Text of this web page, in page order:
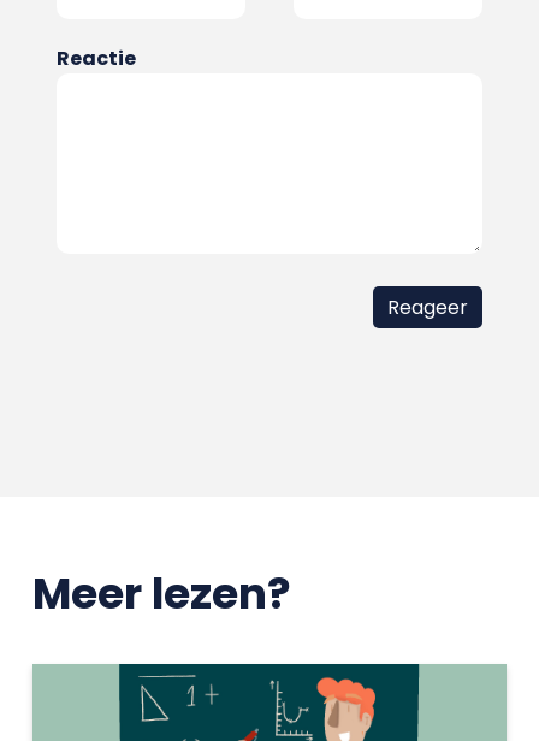
Reactie
Meer lezen?